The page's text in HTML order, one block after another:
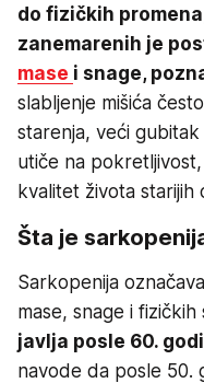
do fizičkih
zanemarenih je
mase i snage,
slabljenje mišića
starenja, veći
utiče na
kvalitet života starijih
Šta je
Sarkopenija
mase, snage i fizičkih
javlja posle 60.
navode da posle 50.